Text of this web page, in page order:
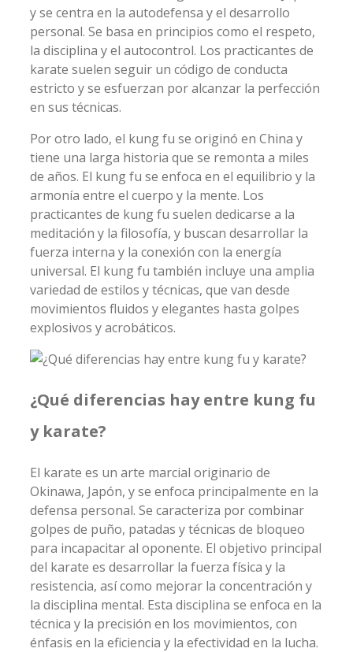
y se centra en la autodefensa y el desarrollo
personal. Se basa en principios como el respeto,
la disciplina y el autocontrol. Los practicantes de
karate suelen seguir un código de conducta
estricto y se esfuerzan por alcanzar la perfección
en sus técnicas.
Por otro lado, el kung fu se originó en China y
tiene una larga historia que se remonta a miles
de años. El kung fu se enfoca en el equilibrio y la
armonía entre el cuerpo y la mente. Los
practicantes de kung fu suelen dedicarse a la
meditación y la filosofía, y buscan desarrollar la
fuerza interna y la conexión con la energía
universal. El kung fu también incluye una amplia
variedad de estilos y técnicas, que van desde
movimientos fluidos y elegantes hasta golpes
explosivos y acrobáticos.
¿Qué diferencias hay entre kung fu
y karate?
El karate es un arte marcial originario de
Okinawa, Japón, y se enfoca principalmente en la
defensa personal. Se caracteriza por combinar
golpes de puño, patadas y técnicas de bloqueo
para incapacitar al oponente. El objetivo principal
del karate es desarrollar la fuerza física y la
resistencia, así como mejorar la concentración y
la disciplina mental. Esta disciplina se enfoca en la
técnica y la precisión en los movimientos, con
énfasis en la eficiencia y la efectividad en la lucha.